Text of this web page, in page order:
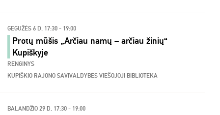
GEGUŽĖS 6 D. 17:30 - 19:00
Protų mūšis „Arčiau namų – arčiau žinių“
Kupiškyje
RENGINYS
KUPIŠKIO RAJONO SAVIVALDYBĖS VIEŠOJOJI BIBLIOTEKA
BALANDŽIO 29 D. 17:30 - 19:00